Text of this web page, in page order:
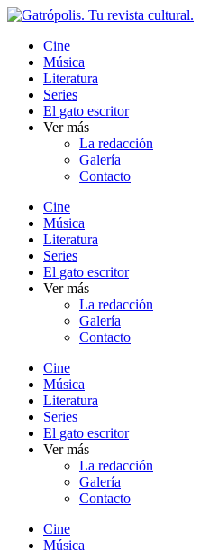
Ir
contenido
Cine
Música
Literatura
Series
El gato escritor
Ver más
La redacción
Galería
Contacto
Cine
Música
Literatura
Series
El gato escritor
Ver más
La redacción
Galería
Contacto
Cine
Música
Literatura
Series
El gato escritor
Ver más
La redacción
Galería
Contacto
Cine
Música